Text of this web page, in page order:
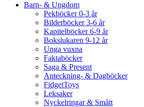
Barn- & Ungdom
Pekböcker 0-3 år
Bilderböcker 3-6 år
Kapitelböcker 6-9 år
Bokslukaren 9-12 år
Unga vuxna
Faktaböcker
Saga & Present
Anteckning- & Dagböcker
FidgetToys
Leksaker
Nyckelringar & Smått